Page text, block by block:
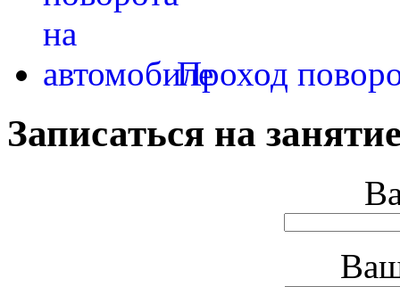
Проход
Записаться на